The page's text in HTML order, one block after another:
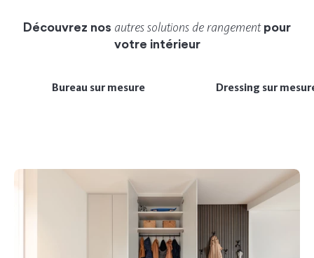
Découvrez nos autres solutions de rangement pour
votre intérieur
Bureau sur mesure Dressing sur